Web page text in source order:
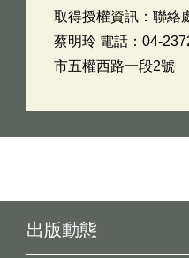
取得授權資訊：聯絡
蔡明玲 電話：04-
市五權西路一段2號
出版動態